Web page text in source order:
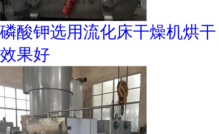
磷酸钾选用流化床干燥机烘干
效果好